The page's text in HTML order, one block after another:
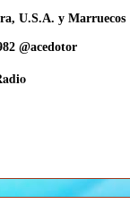
U.S.A. y Marruecos
@acedotor